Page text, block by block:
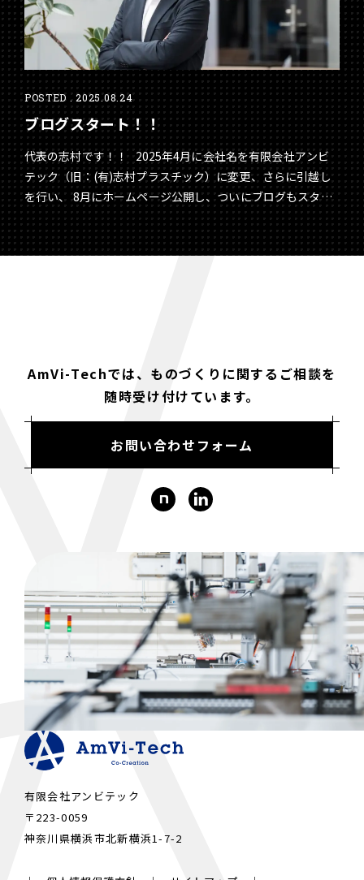
に関る事柄が気になるかと思います。 そこで、包み隠さず
わたしのキャリアをシェアさせていただくことで、なぜ会社
の代表になったのか、 どんな信条を大切にしているのかをご
理解いただきたいと考えております。 各回2,000字程度のそ
こまで長くない文章かと思いますので是非ご一読くださ
い！！ noteリンク先 「はじめまして 自己紹介 - 志村勝
平とは -」 １回目：
https://note.com/sean1106/n/n23c531a25b41 ２回目：
https://note.com/sean1106/n/n5b38060cbfb5 ３回目：
https://note.com/sean1106/n/n88a0c005f8ab ４回目：
https://note.com/sean1106/n/n947f9d1805a7
POSTED . 2025.08.24
ブログスタート！！
代表の志村です！！ 2025年4月に会社名を有限会社アンビ
テック（旧：(有)志村プラスチック）に変更、さらに引越し
を行い、 8月にホームページ公開し、ついにブログもスター
トしました！ 記念すべき第1回目のブログでは、わたくし志
村のことと、本ブログでどんなことを発信していくか、 少し
お話ししたいと思います。 志村 勝平のこと 1974年11月生
くりのしごとを多数経験。 2013年38歳の時に、家業を継ぐ
ために前身の(有)志村プラスチックに入社。 製造スタッフか
ら新たにキャリアをスタート。 プラスチック射出成形の現場
経験を積む。 2019年3月 代表取締役に就任。 2025年4
あったキャリアのことは、別の機会にまたご紹介できればと
る方々に寄り添い、解決策を”共創”し、 信頼できるパートナ
ーでありたいと考えています。 また、わが社の理念・ビジ
ョン・ミッションに賛同していただき、一緒にものづくりに
取り組んでいただくスタッフメンバーと、 新しいものづくり
に取り組んで行きたいと考えています。 そのためには、 ・
わたしがどのような人間で、どんな考えをもつのか？ ・アン
ビテックはどんなことに取り組み、どうなっていくのか？ を
しっかりと情報発信しなければなりません。 このブログで
は、わたしとアンビテックを理解していただくための情報を
発信していきます！！ どうぞ宜しくお願いします。
AmVi-Techでは、ものづくりに関するご相談を
随時受け付けています。
お問い合わせフォーム
有限会社アンビテック
〒223-0059
神奈川県横浜市北新横浜1-7-2